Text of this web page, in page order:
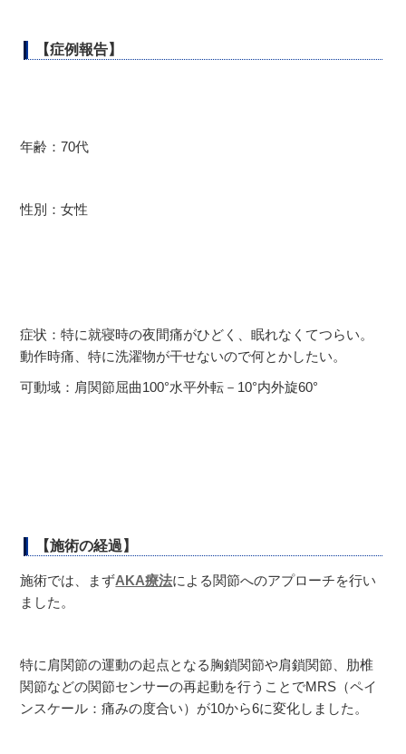
【症例報告】
年齢：70代
性別：女性
症状：特に就寝時の夜間痛がひどく、眠れなくてつらい。
動作時痛、特に洗濯物が干せないので何とかしたい。
可動域：肩関節屈曲100°水平外転－10°内外旋60°
【施術の経過】
施術では、まずAKA療法による関節へのアプローチを行い
ました。
特に肩関節の運動の起点となる胸鎖関節や肩鎖関節、肋椎
関節などの関節センサーの再起動を行うことでMRS（ペイ
ンスケール：痛みの度合い）が10から6に変化しました。